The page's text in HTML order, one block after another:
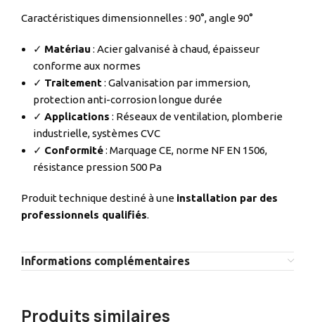
Caractéristiques dimensionnelles : 90°, angle 90°
✓ Matériau : Acier galvanisé à chaud, épaisseur
conforme aux normes
✓ Traitement: Galvanisation par immersion,
protection anti-corrosion longue durée
✓ Applications : Réseaux de ventilation, plomberie
industrielle, systèmes CVC
✓ Conformité: Marquage CE, norme NF EN 1506,
résistance pression 500 Pa
Produit technique destiné à une installation par des
professionnels qualifiés.
Informations complémentaires
Produits similaires